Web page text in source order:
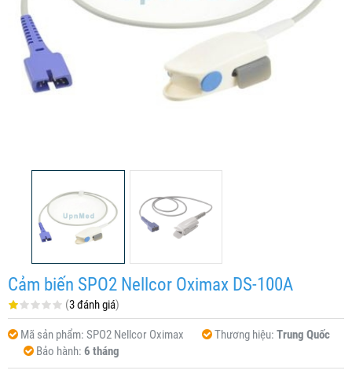
Cảm biến SPO2 Nellcor Oximax DS-100A
(3 đánh giá)
Mã sản phẩm: SPO2 Nellcor Oximax Thương hiệu: Trung Quốc
Bảo hành: 6 tháng